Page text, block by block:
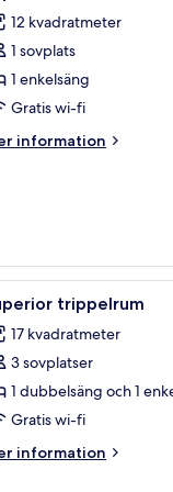
12 kvadratmeter
1 sovplats
1 enkelsäng
Gratis wi-fi
information
bord med en
och en stol.
8 trippelrum
17 kvadratmeter
3 sovplatser
1 dubbelsäng och 1
Gratis wi-fi
information